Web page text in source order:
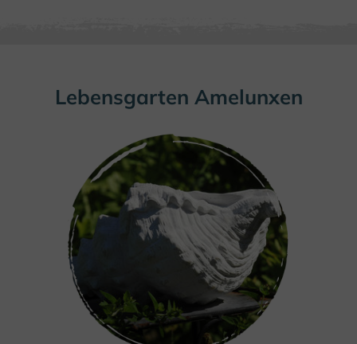
Lebensgarten Amelunxen